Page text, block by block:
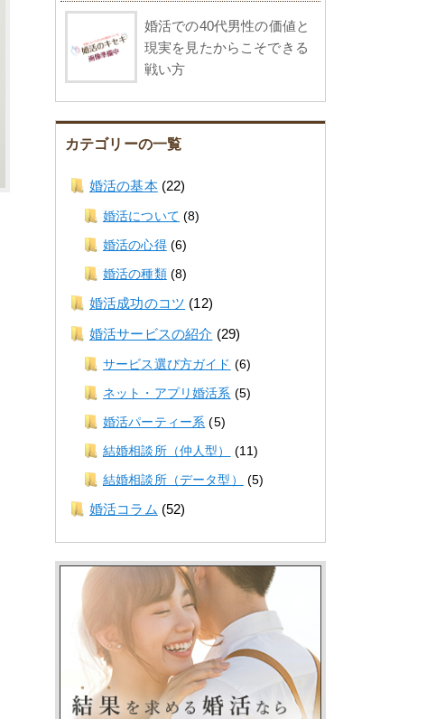
婚活での40代男性の価値と
現実を見たからこそできる
戦い方
カテゴリーの一覧
婚活の基本(22)
婚活について (8)
婚活の心得(6)
婚活の種類(8)
婚活成功のコツ (12)
婚活サービスの紹介 (29)
サービス選び方ガイド (6)
ネット・アプリ婚活系 (5)
婚活パーティー系 (5)
結婚相談所（仲人型）
(11)
結婚相談所（データ型）
(5)
婚活コラム (52)